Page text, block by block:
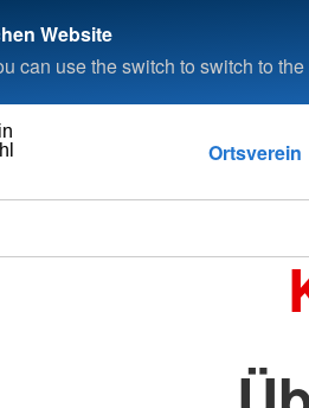
Website
can use the switch to switch to
Ortsverein